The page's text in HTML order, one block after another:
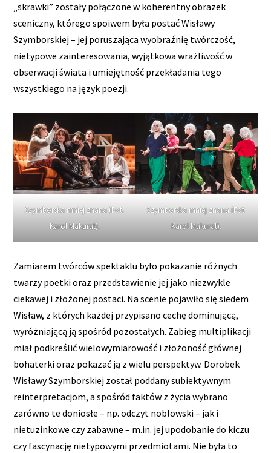
„skrawki” zostały połączone w koherentny obrazek
sceniczny, którego spoiwem była postać Wisławy
Szymborskiej – jej poruszająca wyobraźnię twórczość,
nietypowe zainteresowania, wyjątkowa wrażliwość w
obserwacji świata i umiejętność przekładania tego
wszystkiego na język poezji.
Szymborska mniej znana (Fot.
Karol Makurat).
Szymborska mniej znana (Fot.
Karol Makurat).
Zamiarem twórców spektaklu było pokazanie różnych
twarzy poetki oraz przedstawienie jej jako niezwykle
ciekawej i złożonej postaci. Na scenie pojawiło się siedem
Wisław, z których każdej przypisano cechę dominującą,
wyróżniającą ją spośród pozostałych. Zabieg multiplikacji
miał podkreślić wielowymiarowość i złożoność głównej
bohaterki oraz pokazać ją z wielu perspektyw. Dorobek
Wisławy Szymborskiej został poddany subiektywnym
reinterpretacjom, a spośród faktów z życia wybrano
zarówno te doniosłe – np. odczyt noblowski – jak i
nietuzinkowe czy zabawne – m.in. jej upodobanie do kiczu
czy fascynację nietypowymi przedmiotami. Nie była to